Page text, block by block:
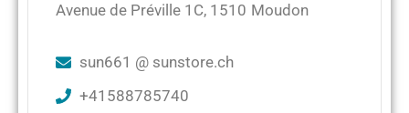
Avenue de Préville 1C, 1510 Moudon
sun661 @ sunstore.ch
+41588785740